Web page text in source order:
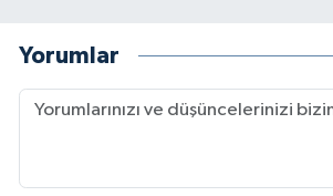
Yorumlar